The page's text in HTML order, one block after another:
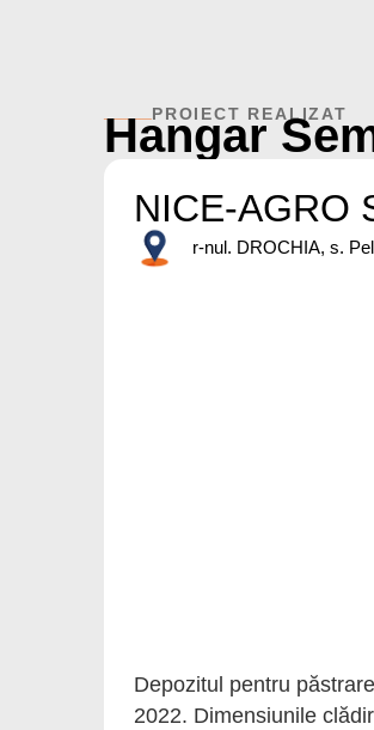
PROIECT REALIZAT
Hangar
NICE-AGRO
r-nul. DROCHIA, s.
Depozitul pentru
2022. Dimensiunile